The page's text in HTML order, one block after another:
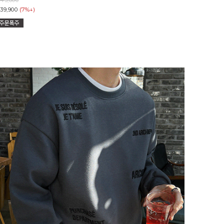
(7%↓)